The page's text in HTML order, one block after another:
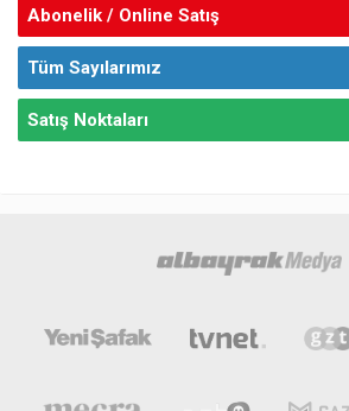
Abonelik / Online Satış
Tüm Sayılarımız
Satış Noktaları